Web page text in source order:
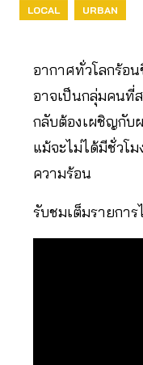
LOCAL URBAN
อากาศทั่วโลกร้อ
อาจเป็นกลุ่มคนที่
กลับต้องเผชิญกับ
แม้จะไม่ได้มีชั่วโ
ความร้อน
รับชมเต็มรายการ